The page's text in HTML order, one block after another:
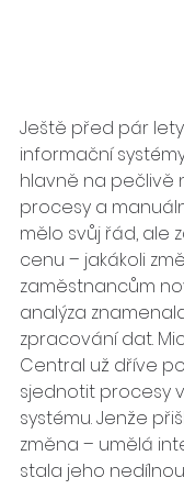
Ještě před pár
informační
hlavně na pečlivě
procesy a
mělo svůj řád, ale
cenu – jakákoli
zaměstnancům
analýza
zpracování dat.
Central už dříve
sjednotit procesy
systému. Jenže
změna – umělá
stala jeho